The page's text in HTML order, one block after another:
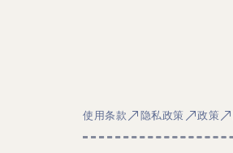
使用条款 隐私政策 政策